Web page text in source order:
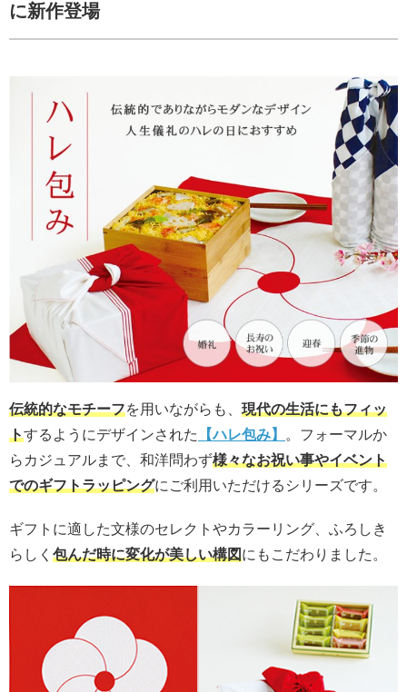
に新作登場
伝統的なモチーフを用いながらも、 現代の生活にもフィッ
トするようにデザインされた 【ハレ包み】 。フォーマルか
らカジュアルまで、和洋問わず様々なお祝い事やイベント
でのギフトラッピングにご利用いただけるシリーズです。
ギフトに適した文様のセレクトやカラーリング、ふろしき
らしく 包んだ時に変化が美しい構図にもこだわりました。
防災